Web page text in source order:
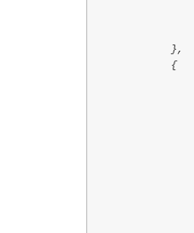
            },
            {